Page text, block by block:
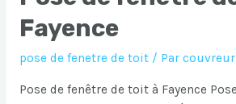
toit
Fayence
Fayence
pose de fenetre de toit/ Par
Pose de fenêtre de toit à Fayence